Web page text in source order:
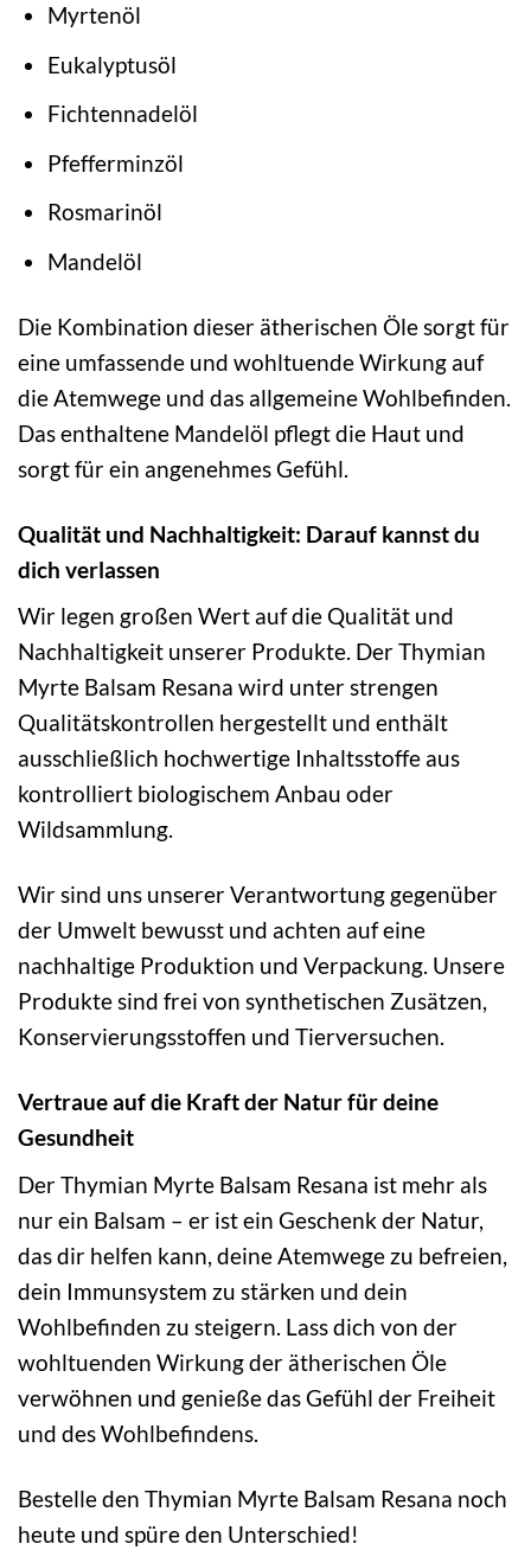
Myrtenöl
Eukalyptusöl
Fichtennadelöl
Pfefferminzöl
Rosmarinöl
Mandelöl
Die Kombination dieser ätherischen Öle sorgt für
eine umfassende und wohltuende Wirkung auf
die Atemwege und das allgemeine Wohlbefinden.
Das enthaltene Mandelöl pflegt die Haut und
sorgt für ein angenehmes Gefühl.
Qualität und Nachhaltigkeit: Darauf kannst du
dich verlassen
Wir legen großen Wert auf die Qualität und
Nachhaltigkeit unserer Produkte. Der Thymian
Myrte Balsam Resana wird unter strengen
Qualitätskontrollen hergestellt und enthält
ausschließlich hochwertige Inhaltsstoffe aus
kontrolliert biologischem Anbau oder
Wildsammlung.
Wir sind uns unserer Verantwortung gegenüber
der Umwelt bewusst und achten auf eine
nachhaltige Produktion und Verpackung. Unsere
Produkte sind frei von synthetischen Zusätzen,
Konservierungsstoffen und Tierversuchen.
Vertraue auf die Kraft der Natur für deine
Gesundheit
Der Thymian Myrte Balsam Resana ist mehr als
nur ein Balsam – er ist ein Geschenk der Natur,
das dir helfen kann, deine Atemwege zu befreien,
dein Immunsystem zu stärken und dein
Wohlbefinden zu steigern. Lass dich von der
wohltuenden Wirkung der ätherischen Öle
verwöhnen und genieße das Gefühl der Freiheit
und des Wohlbefindens.
Bestelle den Thymian Myrte Balsam Resana noch
heute und spüre den Unterschied!